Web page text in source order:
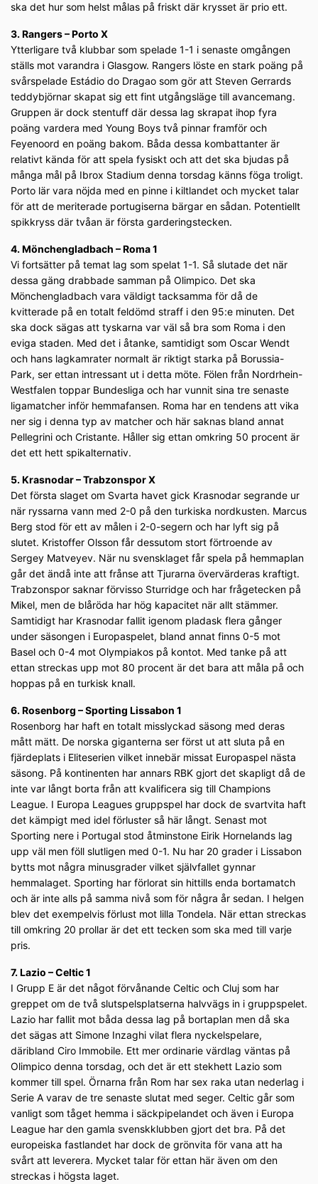
ska det hur som helst målas på friskt där krysset är prio ett.
3. Rangers – Porto X
Ytterligare två klubbar som spelade 1-1 i senaste omgången
ställs mot varandra i Glasgow. Rangers löste en stark poäng på
svårspelade Estádio do Dragao som gör att Steven Gerrards
teddybjörnar skapat sig ett fint utgångsläge till avancemang.
Gruppen är dock stentuff där dessa lag skrapat ihop fyra
poäng vardera med Young Boys två pinnar framför och
Feyenoord en poäng bakom. Båda dessa kombattanter är
relativt kända för att spela fysiskt och att det ska bjudas på
många mål på Ibrox Stadium denna torsdag känns föga troligt.
Porto lär vara nöjda med en pinne i kiltlandet och mycket talar
för att de meriterade portugiserna bärgar en sådan. Potentiellt
spikkryss där tvåan är första garderingstecken.
4. Mönchengladbach – Roma 1
Vi fortsätter på temat lag som spelat 1-1. Så slutade det när
dessa gäng drabbade samman på Olimpico. Det ska
Mönchengladbach vara väldigt tacksamma för då de
kvitterade på en totalt feldömd straff i den 95:e minuten. Det
ska dock sägas att tyskarna var väl så bra som Roma i den
eviga staden. Med det i åtanke, samtidigt som Oscar Wendt
och hans lagkamrater normalt är riktigt starka på Borussia-
Park, ser ettan intressant ut i detta möte. Fölen från Nordrhein-
Westfalen toppar Bundesliga och har vunnit sina tre senaste
ligamatcher inför hemmafansen. Roma har en tendens att vika
ner sig i denna typ av matcher och här saknas bland annat
Pellegrini och Cristante. Håller sig ettan omkring 50 procent är
det ett hett spikalternativ.
5. Krasnodar – Trabzonspor X
Det första slaget om Svarta havet gick Krasnodar segrande ur
när ryssarna vann med 2-0 på den turkiska nordkusten. Marcus
Berg stod för ett av målen i 2-0-segern och har lyft sig på
slutet. Kristoffer Olsson får dessutom stort förtroende av
Sergey Matveyev. När nu svensklaget får spela på hemmaplan
går det ändå inte att frånse att Tjurarna övervärderas kraftigt.
Trabzonspor saknar förvisso Sturridge och har frågetecken på
Mikel, men de blåröda har hög kapacitet när allt stämmer.
Samtidigt har Krasnodar fallit igenom pladask flera gånger
under säsongen i Europaspelet, bland annat finns 0-5 mot
Basel och 0-4 mot Olympiakos på kontot. Med tanke på att
ettan streckas upp mot 80 procent är det bara att måla på och
hoppas på en turkisk knall.
6. Rosenborg – Sporting Lissabon 1
Rosenborg har haft en totalt misslyckad säsong med deras
mått mätt. De norska giganterna ser först ut att sluta på en
fjärdeplats i Eliteserien vilket innebär missat Europaspel nästa
säsong. På kontinenten har annars RBK gjort det skapligt då de
inte var långt borta från att kvalificera sig till Champions
League. I Europa Leagues gruppspel har dock de svartvita haft
det kämpigt med idel förluster så här långt. Senast mot
Sporting nere i Portugal stod åtminstone Eirik Hornelands lag
upp väl men föll slutligen med 0-1. Nu har 20 grader i Lissabon
bytts mot några minusgrader vilket självfallet gynnar
hemmalaget. Sporting har förlorat sin hittills enda bortamatch
och är inte alls på samma nivå som för några år sedan. I helgen
blev det exempelvis förlust mot lilla Tondela. När ettan streckas
till omkring 20 prollar är det ett tecken som ska med till varje
pris.
7. Lazio – Celtic 1
I Grupp E är det något förvånande Celtic och Cluj som har
greppet om de två slutspelsplatserna halvvägs in i gruppspelet.
Lazio har fallit mot båda dessa lag på bortaplan men då ska
det sägas att Simone Inzaghi vilat flera nyckelspelare,
däribland Ciro Immobile. Ett mer ordinarie värdlag väntas på
Olimpico denna torsdag, och det är ett stekhett Lazio som
kommer till spel. Örnarna från Rom har sex raka utan nederlag i
Serie A varav de tre senaste slutat med seger. Celtic går som
vanligt som tåget hemma i säckpipelandet och även i Europa
League har den gamla svenskklubben gjort det bra. På det
europeiska fastlandet har dock de grönvita för vana att ha
svårt att leverera. Mycket talar för ettan här även om den
streckas i högsta laget.